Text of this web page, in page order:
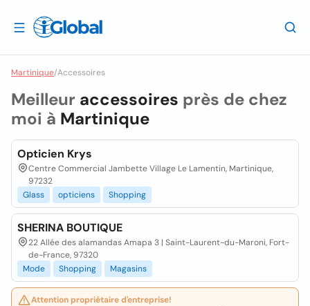
Martinique/Accessoires
Meilleur accessoires près de chez
moi à Martinique
Opticien Krys
Centre Commercial Jambette Village Le Lamentin, Martinique,
97232
Glass
opticiens Shopping
SHERINA BOUTIQUE
22 Allée des alamandas Amapa 3 | Saint-Laurent-du-Maroni, Fort-
de-France, 97320
Mode
Shopping Magasins
Attention propriétaire d'entreprise!